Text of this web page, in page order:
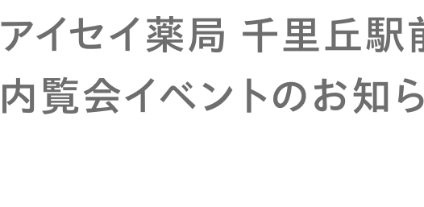
アイセイ薬局 千里丘
内覧会イベントのお知